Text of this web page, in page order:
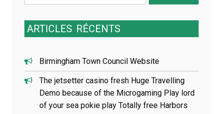
for:
ARTICLES RÉCENTS
Birmingham Town Council Website
The jetsetter casino fresh Huge Travelling
Demo because of the Microgaming Play lord
of your sea pokie play Totally free Harbors